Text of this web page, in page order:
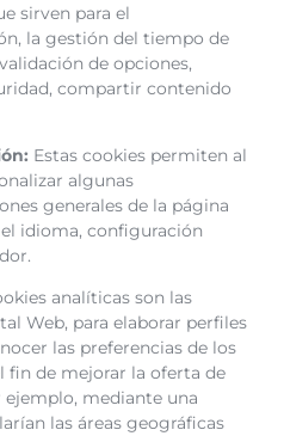
sirven para el
la gestión del tiempo de
de opciones,
compartir contenido
Estas cookies permiten al
algunas
generales de la página
idioma, configuración
analíticas son las
Web, para elaborar perfiles
las preferencias de los
fin de mejorar la oferta de
mediante una
las áreas geográficas